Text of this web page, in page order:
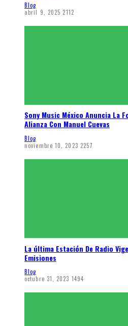
Blog
abril 9, 2025 2112
Sony Music México Anuncia La
Alianza Con Manuel Cuevas
Blog
noviembre 10, 2023 2257
La última Estación De Radio
Emisiones
Blog
octubre 31, 2023 1494